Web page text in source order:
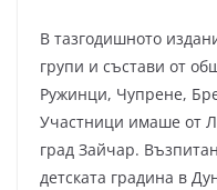
В тазгодишното
групи и състави от
Ружинци, Чупрене,
Участници имаше от
град Зайчар.
детската градина в